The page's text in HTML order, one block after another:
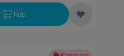
Köp